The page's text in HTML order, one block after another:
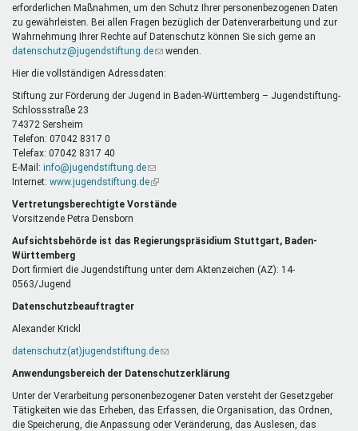
erforderlichen Maßnahmen, um den Schutz Ihrer personenbezogenen Daten
zu gewährleisten. Bei allen Fragen bezüglich der Datenverarbeitung und zur
Wahrnehmung Ihrer Rechte auf Datenschutz können Sie sich gerne an
datenschutz@jugendstiftung.de(Link
E-
Mail)
wenden.
Hier die vollständigen Adressdaten:
Stiftung zur Förderung der Jugend in Baden-Württemberg – Jugendstiftung-
Schlossstraße 23
74372 Sersheim
Telefon: 07042 8317 0
Telefax: 07042 8317 40
E-Mail: info@jugendstiftung.de(Link
sendet
Mail)
Internet: www.jugendstiftung.de(Link
extern)
Vertretungsberechtigte Vorstände
Vorsitzende Petra Densborn
Aufsichtsbehörde ist das Regierungspräsidium Stuttgart, Baden-
Württemberg
Dort firmiert die Jugendstiftung unter dem Aktenzeichen (AZ): 14-
0563/Jugend
Datenschutzbeauftragter
Alexander Krickl
datenschutz(at)jugendstiftung.de(Link
E-
Mail)
Anwendungsbereich der Datenschutzerklärung
Unter der Verarbeitung personenbezogener Daten versteht der Gesetzgeber
Tätigkeiten wie das Erheben, das Erfassen, die Organisation, das Ordnen,
die Speicherung, die Anpassung oder Veränderung, das Auslesen, das